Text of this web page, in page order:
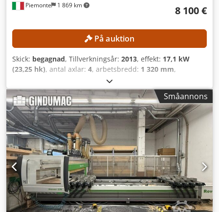
Piemonte 1 869 km 8 100 €
På auktion
Skick: begagnad, Tillverkningsår: 2013, effekt: 17,1 kW
(23,25 hk), antal axlar: 4, arbetsbredd: 1 320 mm,
24 000 varv/min
2 500 mm, TEKNISKA DETALJER Arbetsområde X-axel: 2 500
mm Arbetsområde Y-axel: 1 320 mm Slaglängd Y-axel: 1
900 mm Max. plåttjocklek: 170 mm Arbetsbord: Konsol- och
skenbord Antal styrda axlar: 4 Slaghastighet X-axel: 80
m/min Slaghastighet Y-axel: 80 m/min Slaghastighet Z-axel:
20 m/min Borrhuvud Antal borrhuvuden: 1 Position för
borrhuvudet: upptill Dsdpfx Ajzmtlkjgvskr Vertikala
borrspindlar: 10 Horisontella borrspindlar, X-riktning: 4
Horisontella borrspindlar, Y-riktning: 2 Totalt antal
borrspindlar: 16 Frässpindel Antal frässpindlar: 1 Position
för frässpindeln: upptill Styrda axlar: 4 Automatiskt
verktygsbyte: ja Motoreffekt: 13 kW Varvtal: 24 000 varv/min
Småannons